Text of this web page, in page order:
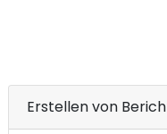
Erstellen von